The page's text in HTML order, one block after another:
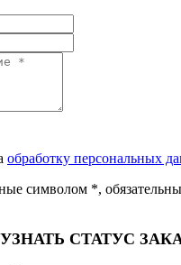
обработку персональных
символом *,
УЗНАТЬ СТАТУС